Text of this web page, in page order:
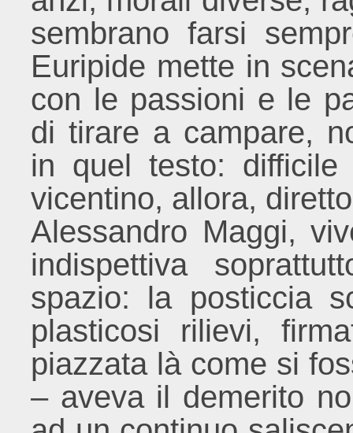
sembrano farsi
Euripide mette in
con le passioni e le
di tirare a campare,
in quel testo: difficile
vicentino, allora,
Alessandro Maggi,
indispettiva
spazio: la posticcia
plasticosi rilievi,
piazzata là come si
– aveva il demerito